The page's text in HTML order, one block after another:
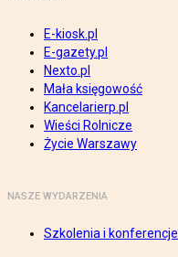
E-kiosk.pl
E-gazety.pl
Nexto.pl
Mała księgowość
Kancelarierp.pl
Wieści Rolnicze
Życie Warszawy
NASZE WYDARZENIA
Szkolenia i konferencje